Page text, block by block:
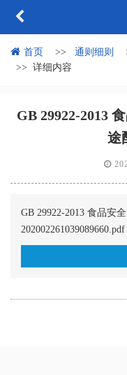
首页 通则细则
详细内容
GB 29922-2013
途
GB 29922-2013 食品安
202002261039089660.pdf